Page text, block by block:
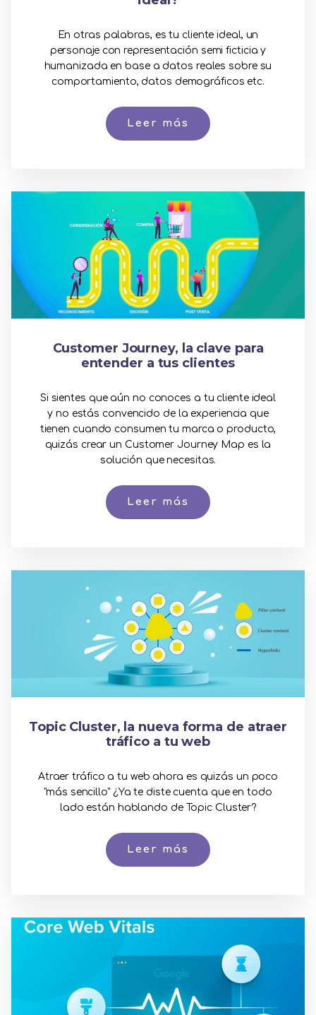
En otras palabras, es tu cliente ideal, un
personaje con representación semi ficticia y
humanizada en base a datos reales sobre su
comportamiento, datos demográficos etc.
Leer más
Customer Journey, la clave para
entender a tus clientes
Si sientes que aún no conoces a tu cliente ideal
y no estás convencido de la experiencia que
tienen cuando consumen tu marca o producto,
quizás crear un Customer Journey Map es la
solución que necesitas.
Leer más
Topic Cluster, la nueva forma de atraer
tráfico a tu web
Atraer tráfico a tu web ahora es quizás un poco
"más sencillo" ¿Ya te diste cuenta que en todo
lado están hablando de Topic Cluster?
Leer más